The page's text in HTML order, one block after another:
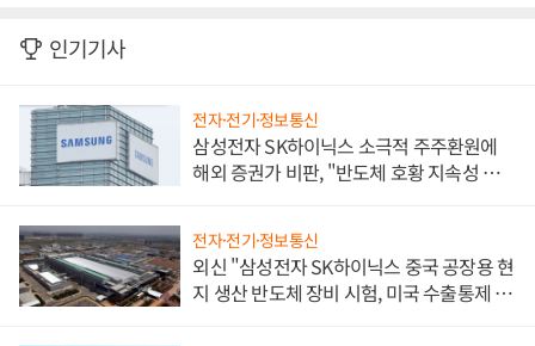
인기기사
전자·전기·정보통신
삼성전자 SK하이닉스 소극적 주주환원에
해외 증권가 비판, "반도체 호황 지속성 의
전자·전기·정보통신
외신 "삼성전자 SK하이닉스 중국 공장용 현
지 생산 반도체 장비 시험, 미국 수출통제 대